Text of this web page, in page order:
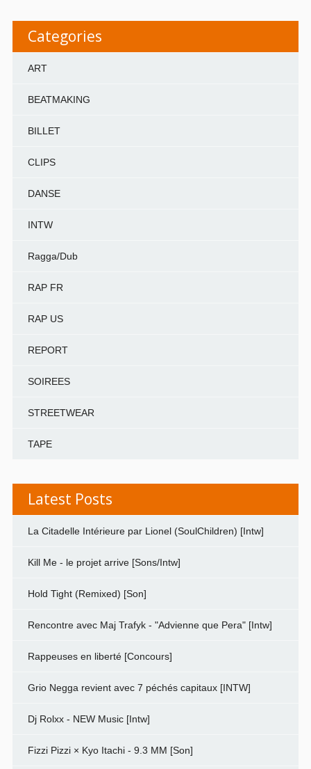
Categories
ART
BEATMAKING
BILLET
CLIPS
DANSE
INTW
Ragga/Dub
RAP FR
RAP US
REPORT
SOIREES
STREETWEAR
TAPE
Latest Posts
La Citadelle Intérieure par Lionel (SoulChildren) [Intw]
Kill Me - le projet arrive [Sons/Intw]
Hold Tight (Remixed) [Son]
Rencontre avec Maj Trafyk - "Advienne que Pera" [Intw]
Rappeuses en liberté [Concours]
Grio Negga revient avec 7 péchés capitaux [INTW]
Dj Rolxx - NEW Music [Intw]
Fizzi Pizzi × Kyo Itachi - 9.3 MM [Son]